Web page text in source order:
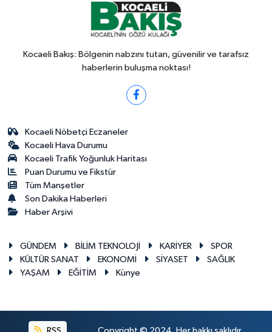
Kocaeli Bakış: Bölgenin nabzını tutan, güvenilir ve tarafsız
haberlerin buluşma noktası!
Kocaeli Nöbetçi Eczaneler
Kocaeli Hava Durumu
Kocaeli Trafik Yoğunluk Haritası
Puan Durumu ve Fikstür
Tüm Manşetler
Son Dakika Haberleri
Haber Arşivi
GÜNDEM BİLİM TEKNOLOJİ KARİYER
SPOR
KÜLTÜR SANAT
EKONOMİ SİYASET
SAĞLIK
YAŞAM
EĞİTİM Künye